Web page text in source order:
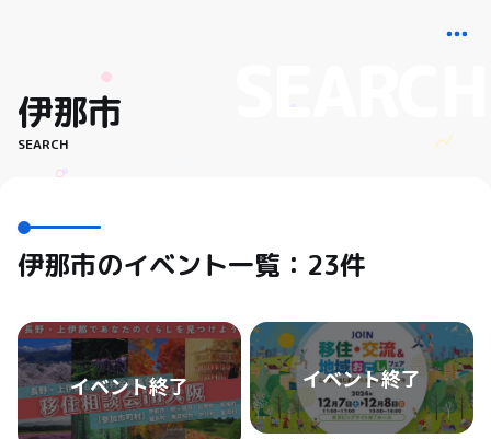
伊那市
SEARCH
伊那市のイベント一覧：23件